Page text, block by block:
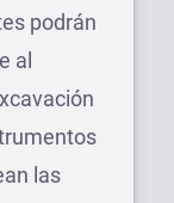
podrán
al
las